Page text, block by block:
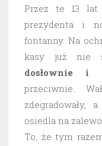
Przez te 13 lat
prezydenta i
fontanny. Na
kasy już nie
dosłownie i
przeciwnie.
zdegradowały,
osiedla na
To, że tym